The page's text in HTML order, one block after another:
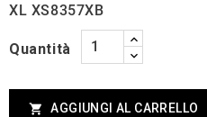
XL XS8357XB
Quantità
 AGGIUNGI AL CARRELLO